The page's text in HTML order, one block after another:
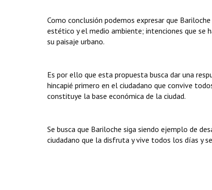
Como conclusión podemos expresar que
estético y el medio ambiente; intenciones que se
su paisaje urbano.
Es por ello que esta propuesta busca dar una
hincapié primero en el ciudadano que convive
constituye la base económica de la ciudad.
Se busca que Bariloche siga siendo ejemplo de
ciudadano que la disfruta y vive todos los días y